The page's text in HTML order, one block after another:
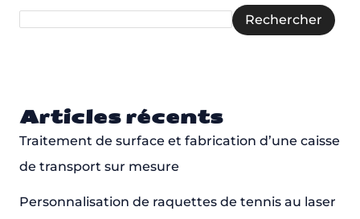
Rechercher
Articles récents
Traitement de surface et fabrication d’une caisse
de transport sur mesure
Personnalisation de raquettes de tennis au laser